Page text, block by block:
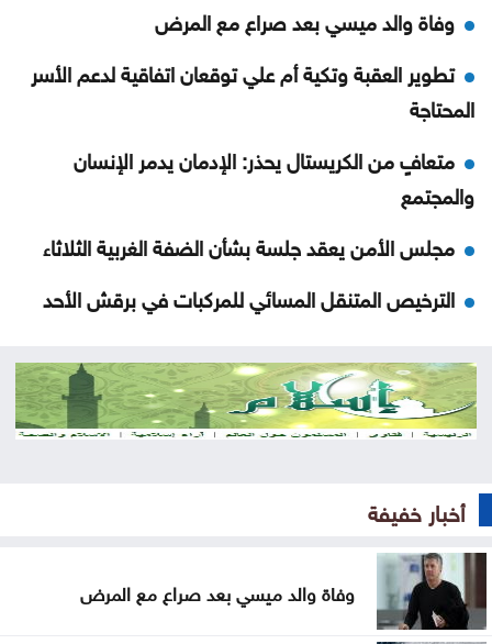
وفاة والد ميسي بعد صراع مع المرض
تطوير العقبة وتكية أم علي توقعان اتفاقية لدعم الأسر
المحتاجة
متعافٍ من الكريستال يحذر: الإدمان يدمر الإنسان
والمجتمع
مجلس الأمن يعقد جلسة بشأن الضفة الغربية الثلاثاء
الترخيص المتنقل المسائي للمركبات في برقش الأحد
الأردن يدين الهجوم الإيراني على ناقلة إماراتية في هرمز
الاقتصادي
فشل أمريكا وحلف مكة الجديد
أخبار خفيفة
وفاة والد ميسي بعد صراع مع المرض